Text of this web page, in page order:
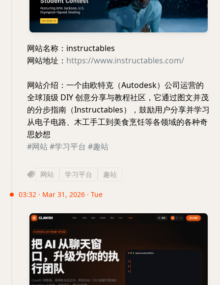
网站名称：instructables
网站地址： https://www.instructables.com/
网站介绍：一个由欧特克（Autodesk）公司运营的
全球顶级 DIY 创意分享与教程社区，它通过图文并茂
的分步指南（Instructables），鼓励用户分享并学习
从电子电路、木工手工到美食烹饪等各领域的各种奇
思妙想
#网站#学习平台 #趣站
网站 学习平台 趣站
03:32 · Mar 31, 2026 · Tue